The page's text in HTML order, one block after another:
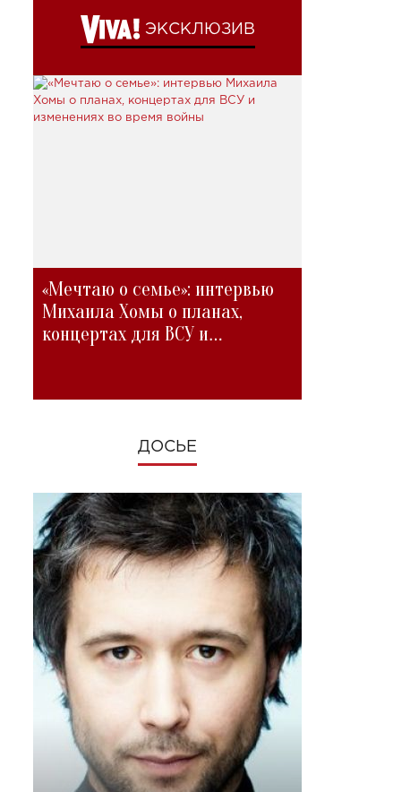
ЭКСКЛЮЗИВ
«Мечтаю о семье»: интервью
Михаила Хомы о планах,
концертах для ВСУ и
ДОСЬЕ